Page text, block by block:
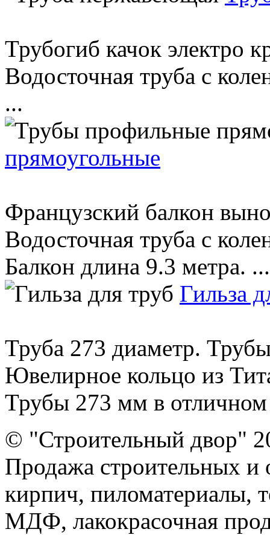
Трубогиб качок электро
Водосточная труба с
...
прямоугольные
Французский балкон
Водосточная труба с
Балкон длина 9.3 метра. ...
Гильза
Труба 273 диаметр.
Ювелирное кольцо из
Трубы 273 мм в
© "Строительный двор"
Продажа строительных и
кирпич, пиломатериалы,
МДФ, лакокрасочная